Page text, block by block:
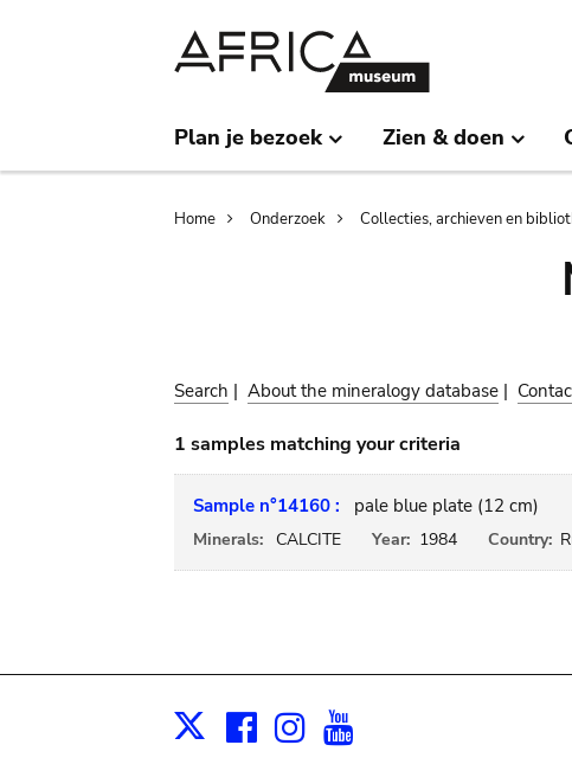
Plan je bezoek Zien & doen
Breadcrumb
Home Onderzoek Collecties, archieven en
Search | About the mineralogy database |
1 samples matching your criteria
Sample n°14160 : pale blue plate (12 cm)
Minerals: CALCITE Year: 1984 Country:
X Facebook
Instagram